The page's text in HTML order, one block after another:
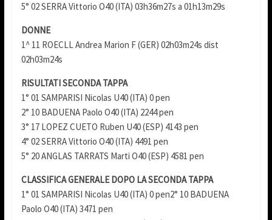
5° 02 SERRA Vittorio O40 (ITA) 03h36m27s a 01h13m29s
DONNE
1^ 11 ROECLL Andrea Marion F (GER) 02h03m24s dist
02h03m24s
RISULTATI SECONDA TAPPA
1° 01 SAMPARISI Nicolas U40 (ITA) 0 pen
2° 10 BADUENA Paolo O40 (ITA) 2244 pen
3° 17 LOPEZ CUETO Ruben U40 (ESP) 4143 pen
4° 02 SERRA Vittorio O40 (ITA) 4491 pen
5° 20 ANGLAS TARRATS Marti O40 (ESP) 4581 pen
CLASSIFICA GENERALE DOPO LA SECONDA TAPPA
1° 01 SAMPARISI Nicolas U40 (ITA) 0 pen2° 10 BADUENA
Paolo O40 (ITA) 3471 pen